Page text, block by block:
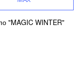
"MAGIC WINTER"